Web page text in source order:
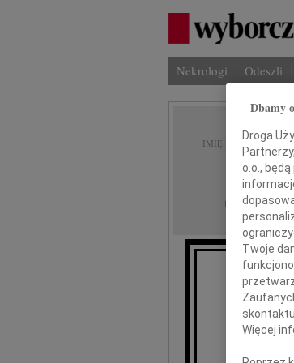
Nekrologi Odeszli
IMIĘ I NAZWISKO:
REGION:
DATA EMISJI:
Dbamy
Droga
o.o.,
Twoje
Więcej